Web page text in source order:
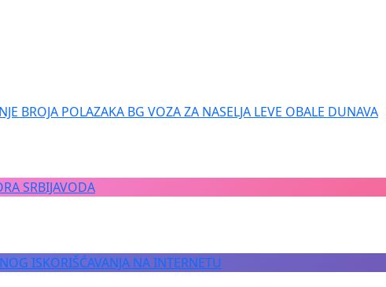
BROJA POLAZAKA BG VOZA ZA NASELJA LEVE OBALE DUNAVA
SRBIJAVODA
ISKORIŠĆAVANJA NA INTERNETU